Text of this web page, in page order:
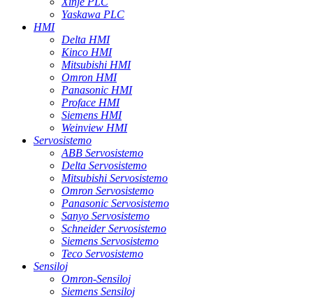
Yaskawa PLC
HMI
Delta HMI
Kinco HMI
Mitsubishi HMI
Omron HMI
Panasonic HMI
Proface HMI
Siemens HMI
Weinview HMI
Servosistemo
ABB Servosistemo
Delta Servosistemo
Mitsubishi Servosistemo
Omron Servosistemo
Panasonic Servosistemo
Sanyo Servosistemo
Schneider Servosistemo
Siemens Servosistemo
Teco Servosistemo
Sensiloj
Omron-Sensiloj
Siemens Sensiloj